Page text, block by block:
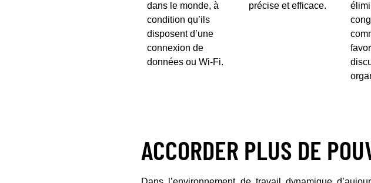
dans le monde, à
condition qu’ils
disposent d’une
connexion de
données ou Wi-Fi.
précise et efficace.
ACCORDER PLUS DE